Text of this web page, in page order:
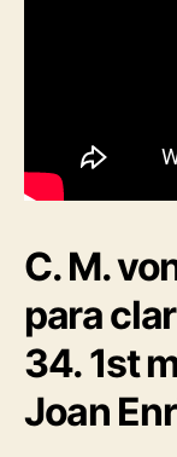
C. M.
para
34. 1st
Joan